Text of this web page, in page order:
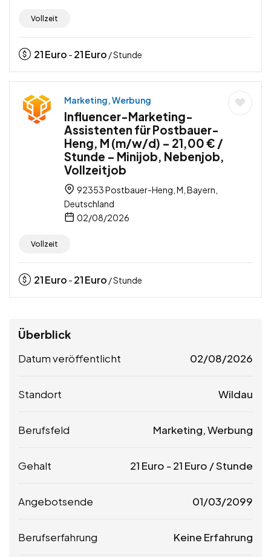
Vollzeit
21Euro - 21Euro / Stunde
Marketing, Werbung
Influencer-Marketing-
Assistenten für Postbauer-
Heng, M (m/w/d) – 21,00 € /
Stunde – Minijob, Nebenjob,
Vollzeitjob
92353 Postbauer-Heng, M, Bayern,
Deutschland
02/08/2026
Vollzeit
21Euro - 21Euro / Stunde
Überblick
Datum veröffentlicht 02/08/2026
Standort Wildau
Berufsfeld Marketing, Werbung
Gehalt 21 Euro - 21 Euro / Stunde
Angebotsende 01/03/2099
Berufserfahrung Keine Erfahrung